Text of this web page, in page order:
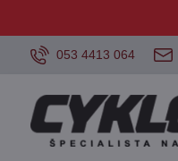
053 4413 064